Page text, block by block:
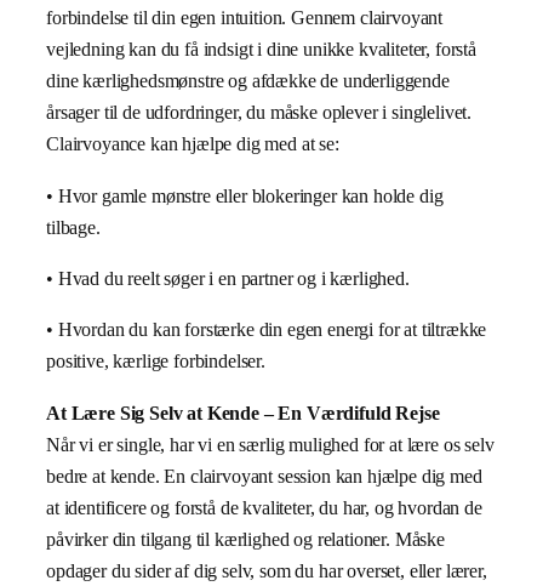
forbindelse til din egen intuition. Gennem clairvoyant
vejledning kan du få indsigt i dine unikke kvaliteter, forstå
dine kærlighedsmønstre og afdække de underliggende
årsager til de udfordringer, du måske oplever i singlelivet.
Clairvoyance kan hjælpe dig med at se:
• Hvor gamle mønstre eller blokeringer kan holde dig
tilbage.
• Hvad du reelt søger i en partner og i kærlighed.
• Hvordan du kan forstærke din egen energi for at tiltrække
positive, kærlige forbindelser.
At Lære Sig Selv at Kende – En Værdifuld Rejse
Når vi er single, har vi en særlig mulighed for at lære os selv
bedre at kende. En clairvoyant session kan hjælpe dig med
at identificere og forstå de kvaliteter, du har, og hvordan de
påvirker din tilgang til kærlighed og relationer. Måske
opdager du sider af dig selv, som du har overset, eller lærer,